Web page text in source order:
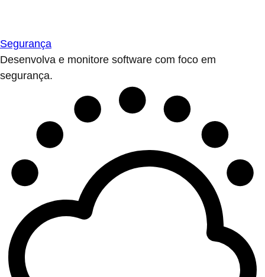
Segurança
Desenvolva e monitore software com foco em
segurança.